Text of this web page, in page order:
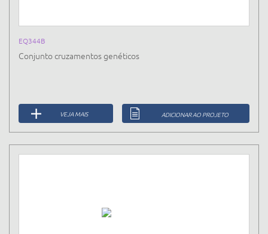
EQ344B
Conjunto cruzamentos genéticos
VEJA MAIS ADICIONAR AO PROJETO